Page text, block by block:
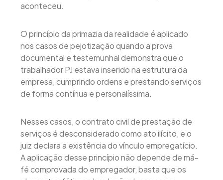
aconteceu.
O princípio da primazia da realidade é aplicado
nos casos de pejotização quando a prova
documental e testemunhal demonstra que o
trabalhador PJ estava inserido na estrutura da
empresa, cumprindo ordens e prestando serviços
de forma contínua e personalíssima.
Nesses casos, o contrato civil de prestação de
serviços é desconsiderado como ato ilícito, e o
juiz declara a existência do vínculo empregatício.
A aplicação desse princípio não depende de má-
fé comprovada do empregador, basta que os